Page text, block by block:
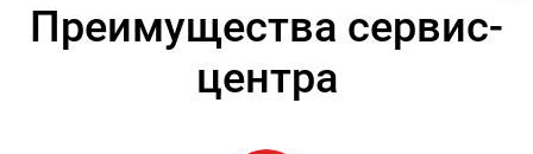
Преимущества сервис-
центра